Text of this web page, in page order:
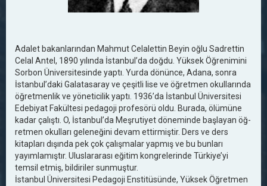
Adalet bakanlarından Mahmut Celalettin Beyin oğlu Sadrettin
Celal Antel, 1890 yılında İstanbul’da doğdu. Yüksek Öğrenimini
Sorbon Üniversitesinde yaptı. Yurda dönünce, Adana, sonra
İstanbul’daki Galatasaray ve çeşitli lise ve öğ­retmen okullarında
öğretmenlik ve yöneticilik yaptı. 1936’da İstanbul Üniversitesi
Edebiyat Fakültesi pedagoji profesörü oldu. Burada, ölü­müne
kadar çalıştı. O, İstanbul’da Meşrutiyet döneminde başlayan öğ­
retmen okulları geleneğini devam ettirmiştir. Ders ve ders
kitapları dı­şında pek çok çalışmalar yapmış ve bu bunları
yayımlamıştır. Uluslararası eğitim kongrelerinde Türkiye’yi
temsil etmiş, bildiriler sun­muştur.
İstanbul Üniversitesi Pedagoji Enstitüsünde, Yüksek Öğretmen